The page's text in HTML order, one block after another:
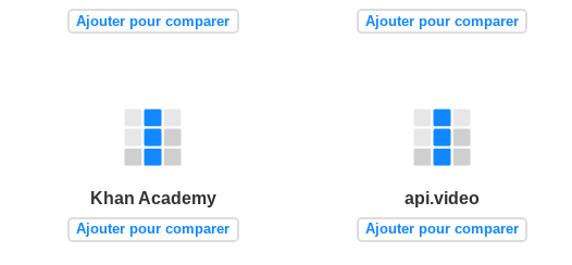
Ajouter pour comparer Ajouter pour comparer
Khan Academy
Ajouter pour comparer
api.video
Ajouter pour comparer